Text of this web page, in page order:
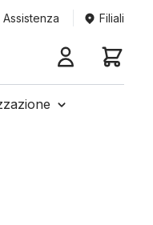
Assistenza Filiali